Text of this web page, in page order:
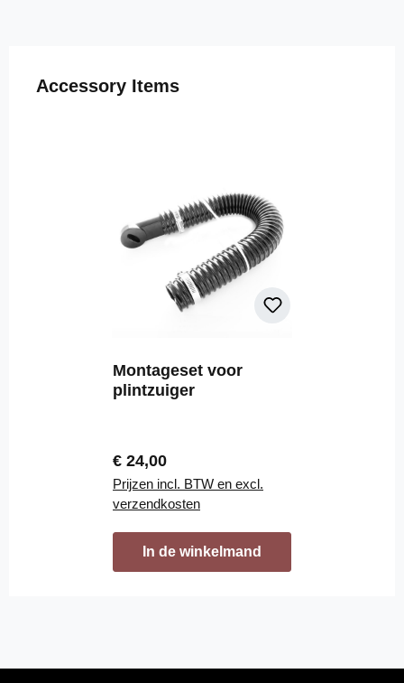
Productgalerij overslaan
Accessory Items
Montageset voor
plintzuiger
Normale prijs:
€ 24,00
Prijzen incl. BTW en excl.
verzendkosten
In de winkelmand